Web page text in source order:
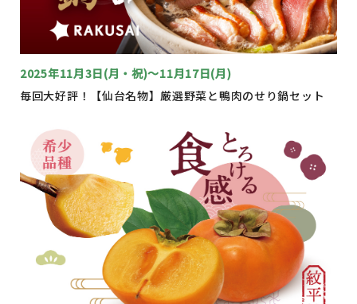
2025年11月3日(月・祝)～11月17日(月)
毎回大好評！【仙台名物】厳選野菜と鴨肉のせり鍋セット